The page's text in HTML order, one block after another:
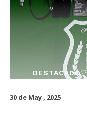
DESTACADO
30 de May , 2025